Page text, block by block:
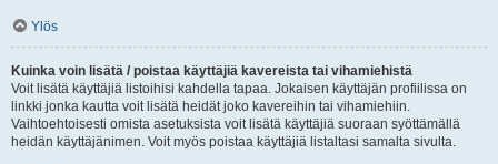
Ylös
Kuinka voin lisätä / poistaa käyttäjiä kavereista tai vihamiehistä
Voit lisätä käyttäjiä listoihisi kahdella tapaa. Jokaisen käyttäjän profiilissa on
linkki jonka kautta voit lisätä heidät joko kavereihin tai vihamiehiin.
Vaihtoehtoisesti omista asetuksista voit lisätä käyttäjiä suoraan syöttämällä
heidän käyttäjänimen. Voit myös poistaa käyttäjiä listaltasi samalta sivulta.